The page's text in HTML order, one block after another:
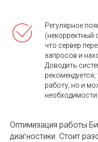
Регулярное
(некорректный
что сервер
запросов и
Доводить
рекомендуется,
работу, но и
Оптимизация работы
диагностики. Стоит